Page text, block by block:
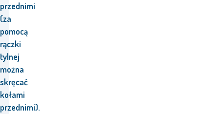
przednimi
(za
pomocą
rączki
tylnej
można
skręcać
kołami
przednimi).